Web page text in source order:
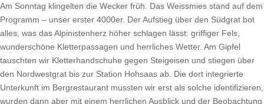
Am Sonntag klingelten die Wecker früh. Das Weissmies stand auf dem
Programm – unser erster 4000er. Der Aufstieg über den Südgrat bot
alles, was das Alpinistenherz höher schlagen lässt: griffiger Fels,
wunderschöne Kletterpassagen und herrliches Wetter. Am Gipfel
tauschten wir Kletterhandschuhe gegen Steigeisen und stiegen über
den Nordwestgrat bis zur Station Hohsaas ab. Die dort integrierte
Unterkunft im Bergrestaurant mussten wir erst als solche identifizieren,
wurden dann aber mit einem herrlichen Ausblick und der Beobachtung